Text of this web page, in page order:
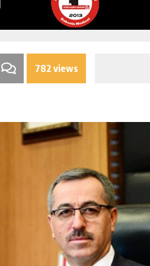
782 views
KAMPINDA
GÖKSUN